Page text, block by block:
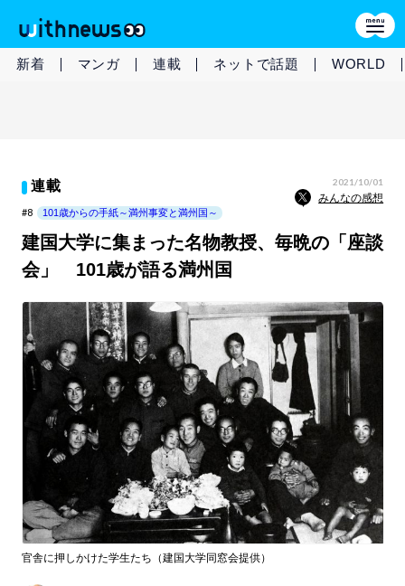
新着 マンガ 連載 ネットで話題 WORLD
連載 2021/10/01
みんなの感想
#8 101歳からの手紙～満州事変と満州国～
建国大学に集まった名物教授、毎晩の「座談
会」 101歳が語る満州国
官舎に押しかけた学生たち（建国大学同窓会提供）